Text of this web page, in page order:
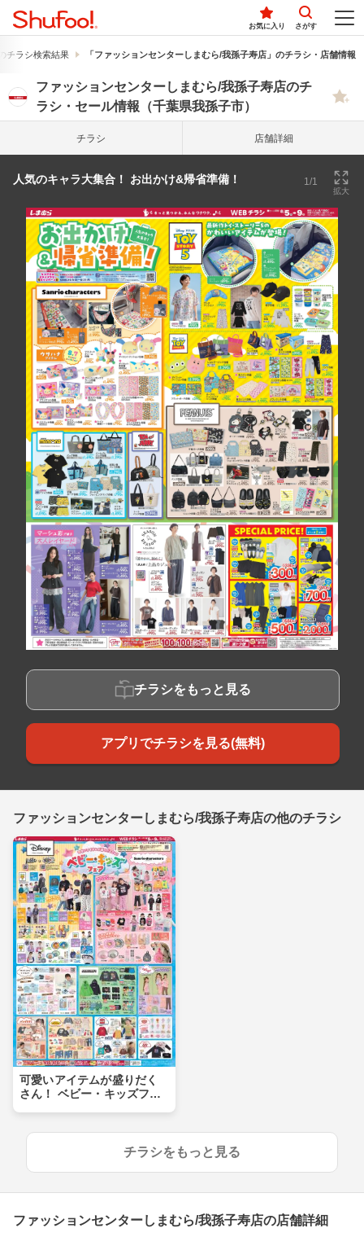
お気に入り さがす
チラシ検索結果 「ファッションセンターしまむら/我孫子寿店」のチラシ・店舗情報
ファッションセンターしまむら/我孫子寿店のチ
ラシ・セール情報（千葉県我孫子市）
チラシ 店舗詳細
人気のキャラ大集合！ お出かけ&帰省準備！ 1/1
拡大
チラシをもっと見る
アプリでチラシを見る(無料)
ファッションセンターしまむら/我孫子寿店の他のチラシ
可愛いアイテムが盛りだく
さん！ ベビー・キッズフェ
チラシをもっと見る
ファッションセンターしまむら/我孫子寿店の店舗詳細